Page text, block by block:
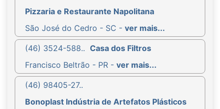
Pizzaria e Restaurante Napolitana
São José do Cedro - SC - ver mais...
(46) 3524-588.. Casa dos Filtros
Francisco Beltrão - PR - ver mais...
(46) 98405-27..
Bonoplast Indústria de Artefatos Plásticos